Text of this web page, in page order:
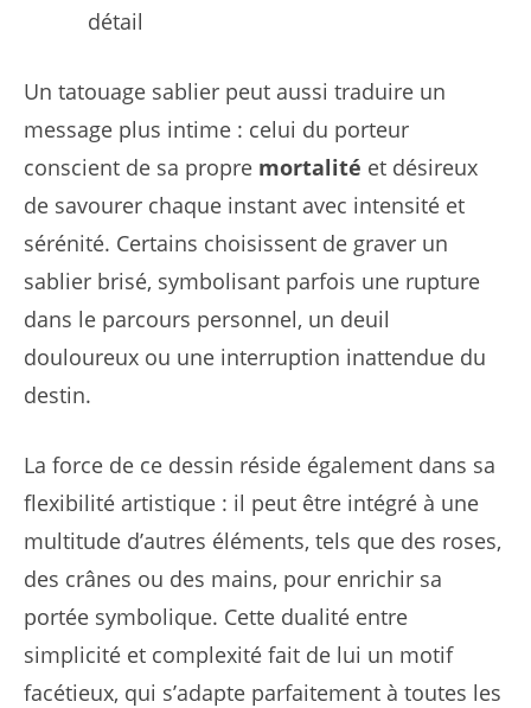
détail
Un tatouage sablier peut aussi traduire un
message plus intime : celui du porteur
conscient de sa propre mortalité et désireux
de savourer chaque instant avec intensité et
sérénité. Certains choisissent de graver un
sablier brisé, symbolisant parfois une rupture
dans le parcours personnel, un deuil
douloureux ou une interruption inattendue du
destin.
La force de ce dessin réside également dans sa
flexibilité artistique : il peut être intégré à une
multitude d’autres éléments, tels que des roses,
des crânes ou des mains, pour enrichir sa
portée symbolique. Cette dualité entre
simplicité et complexité fait de lui un motif
facétieux, qui s’adapte parfaitement à toutes les